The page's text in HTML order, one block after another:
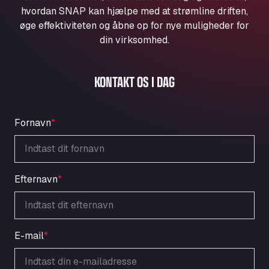
Aqua Ariva GmbH
Marie-Curie-Straße 24, 68219
Aral Autohof Bockel
Oppelner Str. 1, 31167
Nellinger Str. 24, 89188
ARAL Autohof Preis
Schellweilerstraße 1, 66871
ARAL Tankstelle - XXL Truckwash.de
GmbH
Ardleigh South Services
Area 47 Hermanos Rico
Autovia A4 km 47, 28300
hvordan SNAP kan hjælpe med at strømline driften,
øge effektiviteten og åbne op for nye muligheder for
din virksomhed.
KONTAKT OS I DAG
Fornavn*
Efternavn*
E-mail*